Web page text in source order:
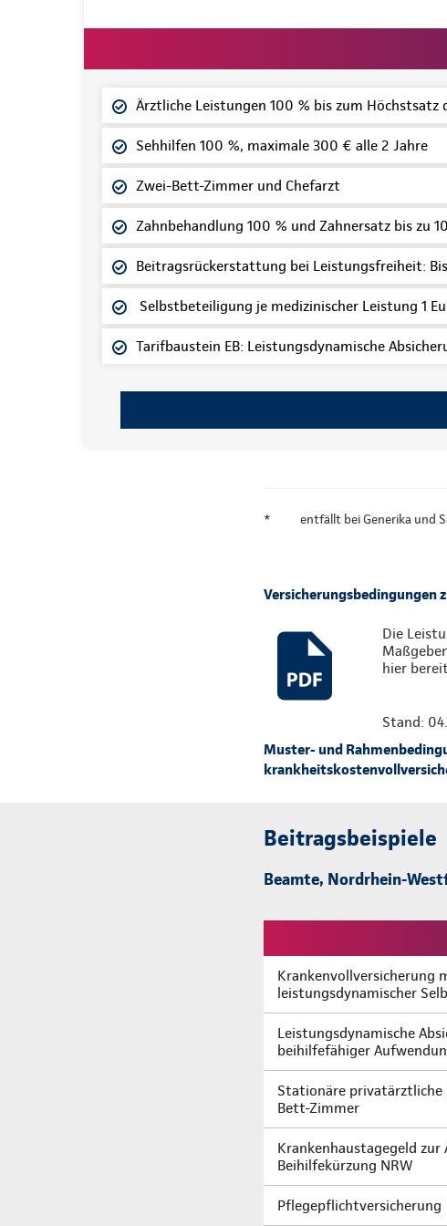
Ärztliche Leistungen 100 % bis zum
Sehhilfen 100 %, maximale 300 € alle 2 Jahre
Zwei-Bett-Zimmer und Chefarzt
Zahnbehandlung 100 % und Zahnersatz bis zu
Beitragsrückerstattung bei Leistungsfreiheit:
Selbstbeteiligung je medizinischer Leistung 1
Tarifbaustein EB: Leistungsdynamische
* entfällt bei Generika und
Versicherungsbedingungen
Die
hier
Stand:
Muster- und
Beitragsbeispiele
Beamte, Nordrhein-
Krankenvollversicherung
leistungsdynamischer
Leistungsdynamische
beihilfefähiger
Stationäre privatärztliche
Bett-Zimmer
Krankenhaustagegeld
Beihilfekürzung NRW
Pflegepflichtversicherung